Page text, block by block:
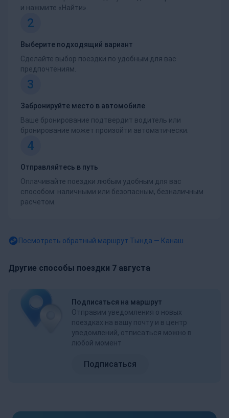
и нажмите «Найти».
2
Выберите подходящий вариант
Сделайте выбор поездки по удобным для вас
предпочтениям.
3
Забронируйте место в автомобиле
Ваше бронирование подтвердит водитель или
бронирование может произойти автоматически.
4
Отправляйтесь в путь
Оплачивайте поездки любым удобным для вас
способом: наличными или безопасным, безналичным
расчетом.
Посмотреть обратный маршрут Тында — Канаш
Другие способы поездки 7 августа
Подписаться на маршрут
Отправим уведомления о новых
поездках на вашу почту и в центр
уведомлений, отписаться можно в
любой момент
Подписаться